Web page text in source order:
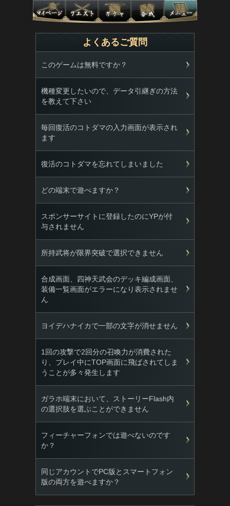
よくあるご質問
このゲームは無料ですか？
機種変更したいので、データ引継ぎの方法
を教えて下さい
毎回復活のコトダマの入力画面が表示され
ます
復活のコトダマを忘れてしまいました
どの端末で遊べますか？
スポンサーサイトに登録したのにYPが付
与されません
所持武将が限界突破で選択できません
合成画面、四神天武会のデッキ編成画面、
装備一覧画面がエラーになり表示されませ
ん
ヨイデハナイカで一部の文字が消せません
1回の攻撃で2回分の召喚力が消費された
り、プレイ中にTOP画面に飛ばされてしま
うことが多々発生します
ガラホ端末において、ストーリーFlash内
の選択肢を選ぶことができません
フィーチャーフォンでは遊べないのです
か？
同じアカウントでPC版とスマートフォン
版の両方を遊べますか？